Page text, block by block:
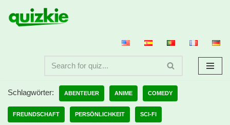
Zum
Schlagwörter: ABENTEUER ANIME COMEDY
FREUNDSCHAFT PERSÖNLICHKEIT SCI-FI